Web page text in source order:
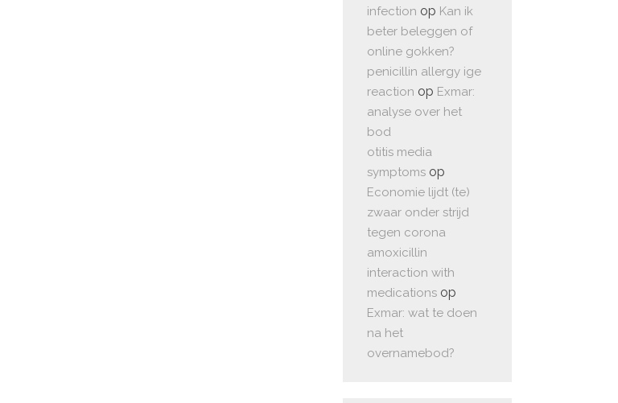
infection op Kan ik
beter beleggen of
online gokken?
penicillin allergy ige
reaction op Exmar:
analyse over het
bod
otitis media
symptoms op
Economie lijdt (te)
zwaar onder strijd
tegen corona
amoxicillin
interaction with
medications op
Exmar: wat te doen
na het
overnamebod?